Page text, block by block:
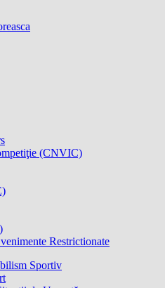
(CNVIC)
Restrictionate